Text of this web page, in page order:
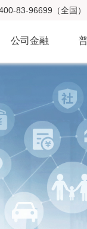
83-96699（全国
公司金融